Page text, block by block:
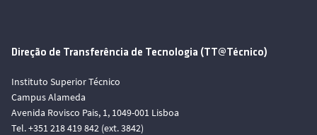
Direção de Transferência de Tecnologia (TT@Técnico)
Instituto Superior Técnico
Campus Alameda
Avenida Rovisco Pais, 1, 1049-001 Lisboa
Tel. +351 218 419 842 (ext. 3842)